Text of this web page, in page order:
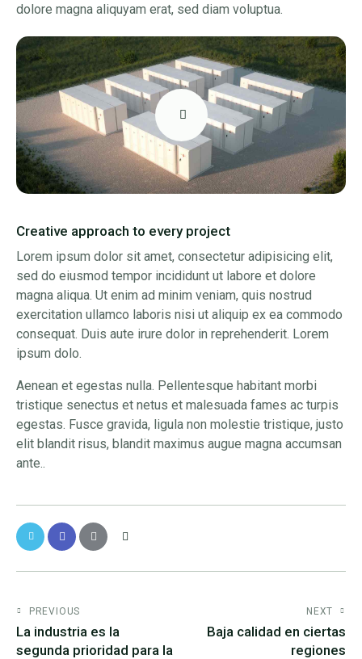
dolore magna aliquyam erat, sed diam voluptua.
Creative approach to every project
Lorem ipsum dolor sit amet, consectetur adipisicing elit,
sed do eiusmod tempor incididunt ut labore et dolore
magna aliqua. Ut enim ad minim veniam, quis nostrud
exercitation ullamco laboris nisi ut aliquip ex ea commodo
consequat. Duis aute irure dolor in reprehenderit. Lorem
ipsum dolo.
Aenean et egestas nulla. Pellentesque habitant morbi
tristique senectus et netus et malesuada fames ac turpis
egestas. Fusce gravida, ligula non molestie tristique, justo
elit blandit risus, blandit maximus augue magna accumsan
ante..
PREVIOUS
La industria es la
segunda prioridad para la
NEXT
Baja calidad en ciertas
regiones